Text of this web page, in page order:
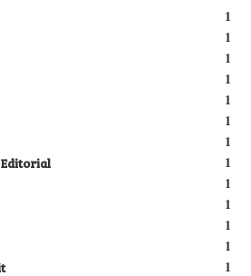
1
1
1
1
1
1
1
1
1
1
1
1
1